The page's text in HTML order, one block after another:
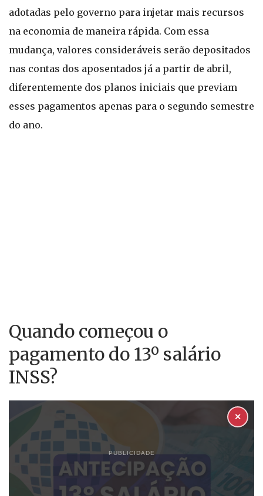
adotadas pelo governo para injetar mais recursos
na economia de maneira rápida. Com essa
mudança, valores consideráveis serão depositados
nas contas dos aposentados já a partir de abril,
diferentemente dos planos iniciais que previam
esses pagamentos apenas para o segundo semestre
do ano.
Quando começou o
pagamento do 13º salário
INSS?
PUBLICIDADE
✕